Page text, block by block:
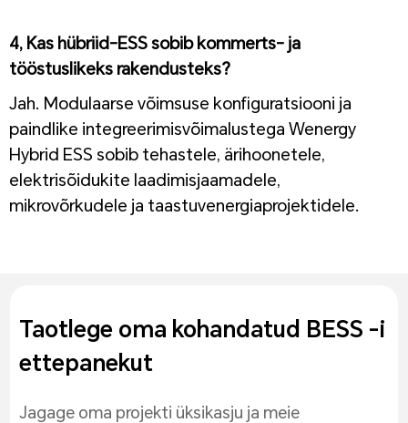
4, Kas hübriid-ESS sobib kommerts- ja
tööstuslikeks rakendusteks?
Jah. Modulaarse võimsuse konfiguratsiooni ja
paindlike integreerimisvõimalustega Wenergy
Hybrid ESS sobib tehastele, ärihoonetele,
elektrisõidukite laadimisjaamadele,
mikrovõrkudele ja taastuvenergiaprojektidele.
Taotlege oma kohandatud BESS -i
ettepanekut
Jagage oma projekti üksikasju ja meie